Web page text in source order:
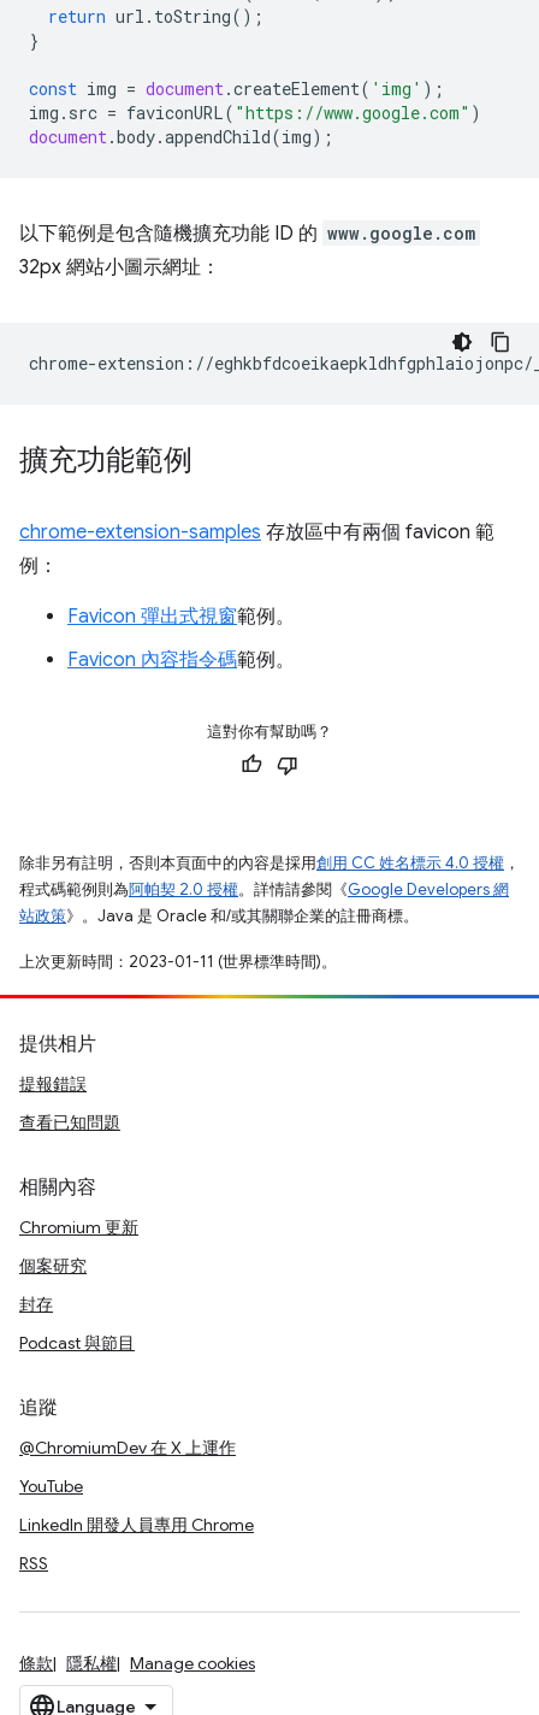
return url . toString();
}
const img = document.createElement( 'img' );
img . src = faviconURL( "https://www.google.com" )
document.body.appendChild(img);
以下範例是包含隨機擴充功能 ID 的 www.google.com
32px 網站小圖示網址：
擴充功能範例
chrome-extension-samples 存放區中有兩個 favicon 範
例：
Favicon 彈出式視窗範例。
Favicon 內容指令碼範例。
這對你有幫助嗎？
除非另有註明，否則本頁面中的內容是採用創用 CC 姓名標示 4.0 授權 ，
程式碼範例則為阿帕契 2.0 授權。詳情請參閱《Google Developers 網
站政策》。Java 是 Oracle 和/或其關聯企業的註冊商標。
上次更新時間：2023-01-11 (世界標準時間)。
提供相片
提報錯誤
查看已知問題
相關內容
Chromium 更新
個案研究
封存
Podcast 與節目
追蹤
@ChromiumDev 在 X 上運作
YouTube
LinkedIn 開發人員專用 Chrome
RSS
條款 隱私權 Manage cookies